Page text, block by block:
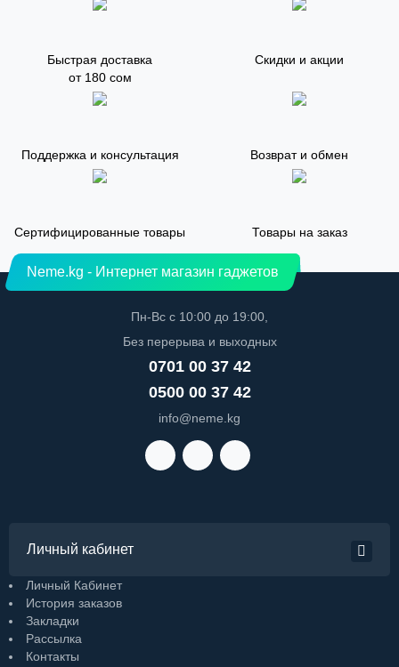
Быстрая доставка
от 180 сом
Скидки и акции
Поддержка и консультация Возврат и обмен
Сертифицированные товары Товары на заказ
Neme.kg - Интернет магазин гаджетов
Пн-Вс с 10:00 до 19:00,
Без перерыва и выходных
0701 00 37 42
0500 00 37 42
info@neme.kg
Личный кабинет
Личный Кабинет
История заказов
Закладки
Рассылка
Контакты